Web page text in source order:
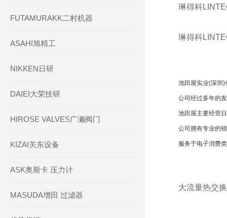
FUTAMURAKK二村机器
ASAHI旭精工
NIKKEN日研
DAIEI大荣技研
HIROSE VALVES广濑阀门
KIZAI关东设备
ASK奥斯卡 压力计
MASUDA增田 过滤器
琳得科
琳得科
池田屋实业(深圳
公司经过多年的
池田屋主要经营
公司拥有专业的
服务于电子消费
大流量热交